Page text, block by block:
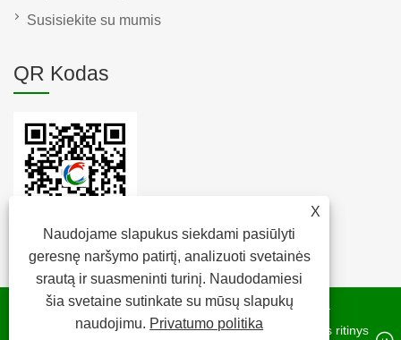
X
Naudojame slapukus siekdami pasiūlyti
geresnę naršymo patirtį, analizuoti svetainės
srautą ir suasmeninti turinį. Naudodamiesi
šia svetaine sutinkate su mūsų slapukų
naudojimu. Privatumo politika
Susisiekite su mumis
QR Kodas
Autoriaus teisės © 2022 Raybone Technology Co. Ltd. –
kamštienos pagalvėlės, kamštienos kamštis, kamštienos ritinys –